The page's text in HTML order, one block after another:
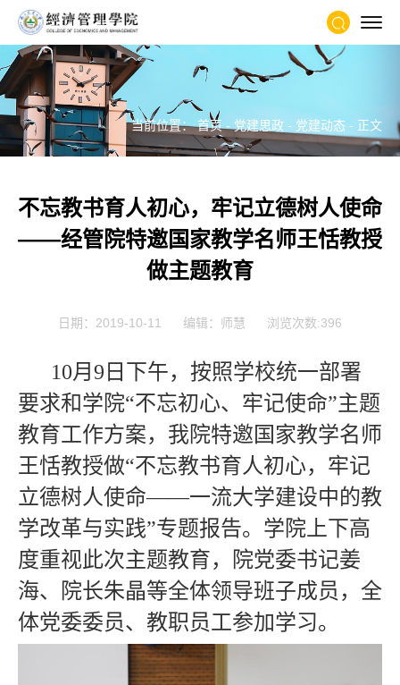
当前位置：首页- 党建思政 - 党建动态 - 正文
不忘教书育人初心，牢记立德树人使命
——经管院特邀国家教学名师王恬教授
做主题教育
日期：2019-10-11 编辑：师慧 浏览次数:396
10月9日下午，按照学校统一部署
要求和学院“不忘初心、牢记使命”主题
教育工作方案，我院特邀国家教学名师
王恬教授做“不忘教书育人初心，牢记
立德树人使命——一流大学建设中的教
学改革与实践”专题报告。学院上下高
度重视此次主题教育，院党委书记姜
海、院长朱晶等全体领导班子成员，全
体党委委员、教职员工参加学习。